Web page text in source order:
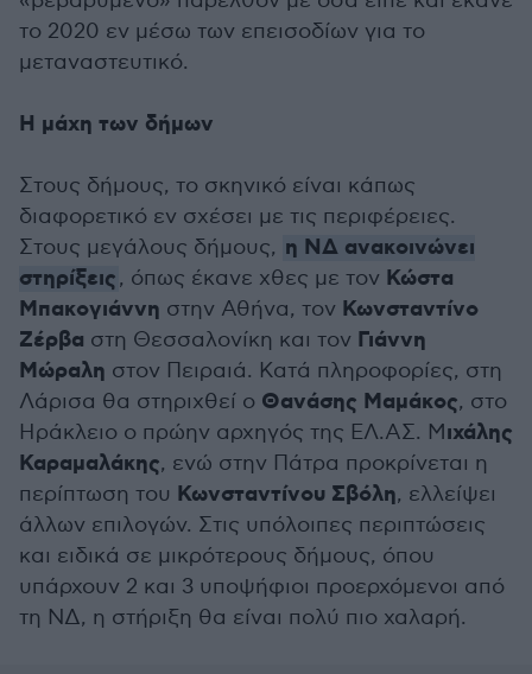
το 2020 εν μέσω των επεισοδίων για το
μεταναστευτικό.
Η μάχη των δήμων
Στους δήμους, το σκηνικό είναι κάπως
διαφορετικό εν σχέσει με τις περιφέρειες.
Στους μεγάλους δήμους, η ΝΔ ανακοινώνει
στηρίξεις, όπως έκανε χθες με τον Κώστα
Μπακογιάννη στην Αθήνα, τον Κωνσταντίνο
Ζέρβα στη Θεσσαλονίκη και τον Γιάννη
Μώραλη στον Πειραιά. Κατά πληροφορίες, στη
Λάρισα θα στηριχθεί ο Θανάσης Μαμάκος, στο
Ηράκλειο ο πρώην αρχηγός της ΕΛ.ΑΣ. Μ ιχάλης
Καραμαλάκης, ενώ στην Πάτρα προκρίνεται η
περίπτωση του Κωνσταντίνου Σβόλη, ελλείψει
άλλων επιλογών. Στις υπόλοιπες περιπτώσεις
και ειδικά σε μικρότερους δήμους, όπου
υπάρχουν 2 και 3 υποψήφιοι προερχόμενοι από
τη ΝΔ, η στήριξη θα είναι πολύ πιο χαλαρή.